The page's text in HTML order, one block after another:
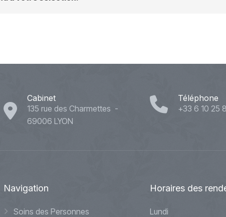
Cabinet
135 rue des Charmettes -
69006 LYON
Téléphone
+33 6 10 25
Navigation
Soins des Personnes
Horaires des
Lundi